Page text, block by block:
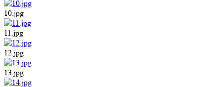
10.jpg
11.jpg
12.jpg
13.jpg